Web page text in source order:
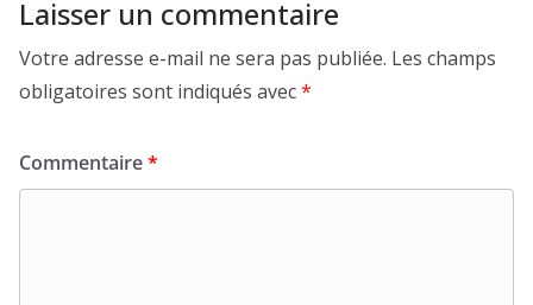
Laisser un commentaire
Votre adresse e-mail ne sera pas publiée. Les champs
obligatoires sont indiqués avec*
Commentaire*